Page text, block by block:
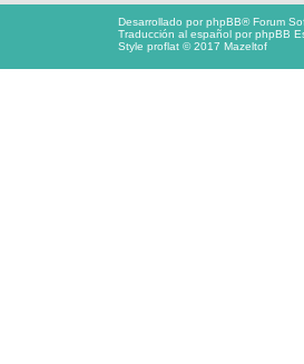
Desarrollado porphpBB® Forum
Traducción al español porphpBB
Style proflat © 2017 Mazeltof